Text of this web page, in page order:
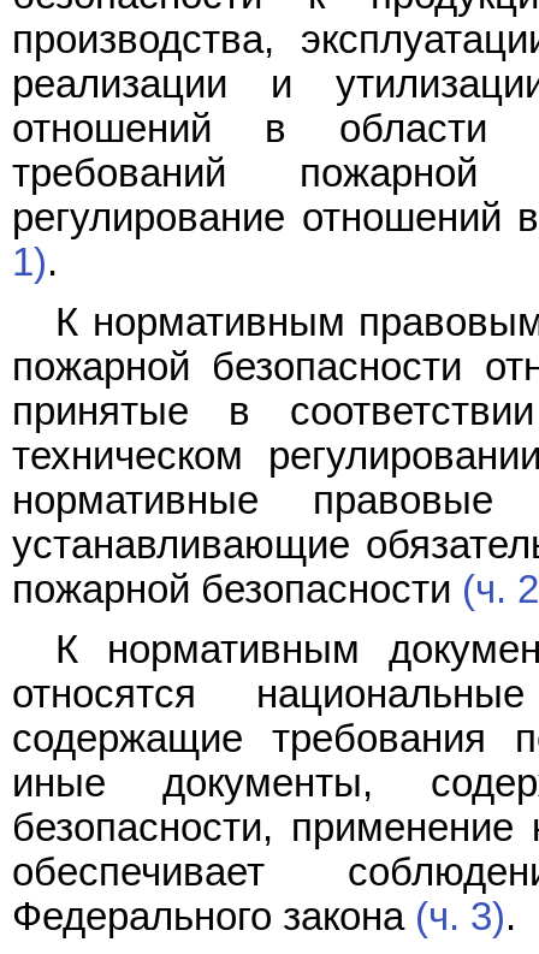
производства,
реализации и
отношений в области
требований
регулирование отношений
1).
К нормативным
пожарной безопасности
принятые в
техническом
нормативные
устанавливающие
пожарной безопасности (ч.
К нормативным
относятся
содержащие требования
иные документы,
безопасности,
обеспечивает
Федерального закона (ч. 3).